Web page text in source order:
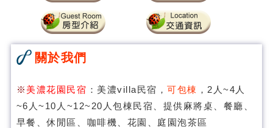
關於我們
※ 美濃花園民宿 ：美濃villa民宿，可包棟 ，2人~4人
~6人~10人~12~20人包棟民宿、提供麻將桌、餐廳、
早餐、休閒區、咖啡機、花園、庭園泡茶區